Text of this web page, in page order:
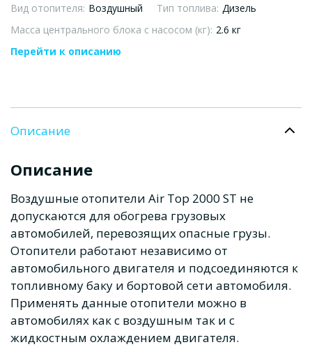
Вид отопителя: Воздушный Тип топлива: Дизель
Масса центрального блока с насосом (кг): 2.6 кг
Перейти к описанию
Описание
Описание
Воздушные отопители Air Top 2000 ST не
допускаются для обогрева грузовых
автомобилей, перевозящих опасные грузы.
Отопители работают независимо от
автомобильного двигателя и подсоединяются к
топливному баку и бортовой сети автомобиля.
Применять данные отопители можно в
автомобилях как с воздушным так и с
жидкостным охлаждением двигателя.